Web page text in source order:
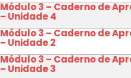
Módulo 3 – Caderno de
– Unidade 4
Módulo 3 – Caderno de
– Unidade 2
Módulo 3 – Caderno de
– Unidade 3